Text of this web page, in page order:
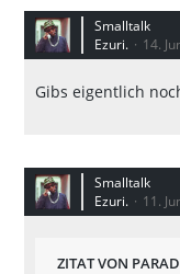
Smalltalk
Ezuri.
14.
Gibs eigentlich
Smalltalk
Ezuri.
11.
ZITAT VON